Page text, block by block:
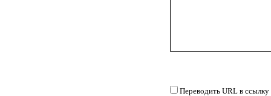
Переводить URL в ссылку